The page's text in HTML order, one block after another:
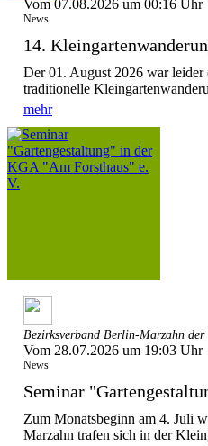
Vom 07.08.2026 um 00:16 Uhr
News
14.
Der 01. August 2026 war leider
traditionelle
mehr
Bezirksverband Berlin-Marzahn der
Vom 28.07.2026 um 19:03 Uhr
News
Seminar
Zum Monatsbeginn am 4. Juli
Marzahn trafen sich in der